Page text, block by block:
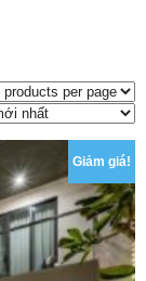
Giảm giá!